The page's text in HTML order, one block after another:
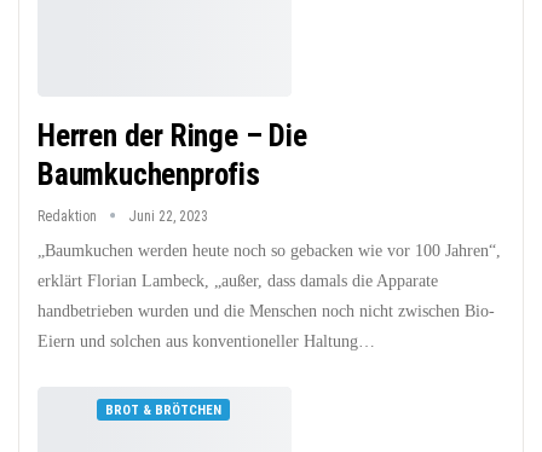
Herren der Ringe – Die
Baumkuchenprofis
Redaktion Juni 22, 2023
„Baumkuchen werden heute noch so gebacken wie vor 100 Jahren“,
erklärt Florian Lambeck, „außer, dass damals die Apparate
handbetrieben wurden und die Menschen noch nicht zwischen Bio-
Eiern und solchen aus konventioneller Haltung…
BROT & BRÖTCHEN